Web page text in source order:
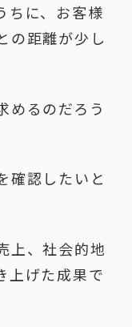
ちに、お客様
の距離が少し
めるのだろう
確認したいと
上、社会的地
上げた成果で